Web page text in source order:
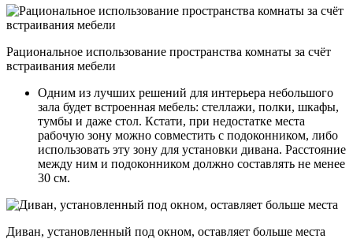
Рациональное использование пространства комнаты за счёт
встраивания мебели
Одним из лучших решений для интерьера небольшого
зала будет встроенная мебель: стеллажи, полки, шкафы,
тумбы и даже стол. Кстати, при недостатке места
рабочую зону можно совместить с подоконником, либо
использовать эту зону для установки дивана. Расстояние
между ним и подоконником должно составлять не менее
30 см.
Диван, установленный под окном, оставляет больше места